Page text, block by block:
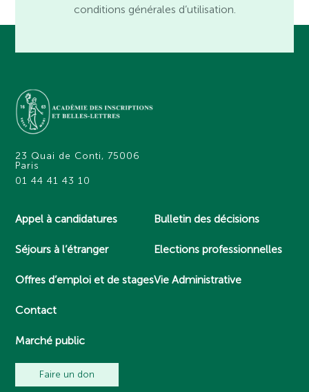
conditions générales d’utilisation.
23 Quai de Conti, 75006
Paris
01 44 41 43 10
Appel à candidatures
Séjours à l’étranger
Offres d’emploi et de stages
Contact
Marché public
Bulletin des décisions
Elections professionnelles
Vie Administrative
Faire un don